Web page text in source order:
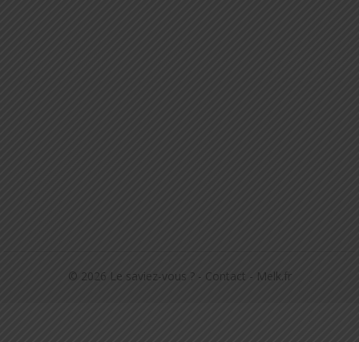
© 2026 Le saviez-vous ?- Contact - Melk.fr